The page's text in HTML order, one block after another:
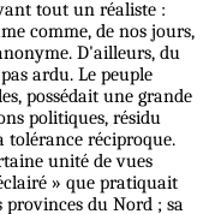
tout un réaliste :
comme, de nos jours,
D'ailleurs, du
ardu. Le peuple
possédait une grande
politiques, résidu
tolérance réciproque.
unité de vues
» que pratiquait
provinces du Nord ; sa